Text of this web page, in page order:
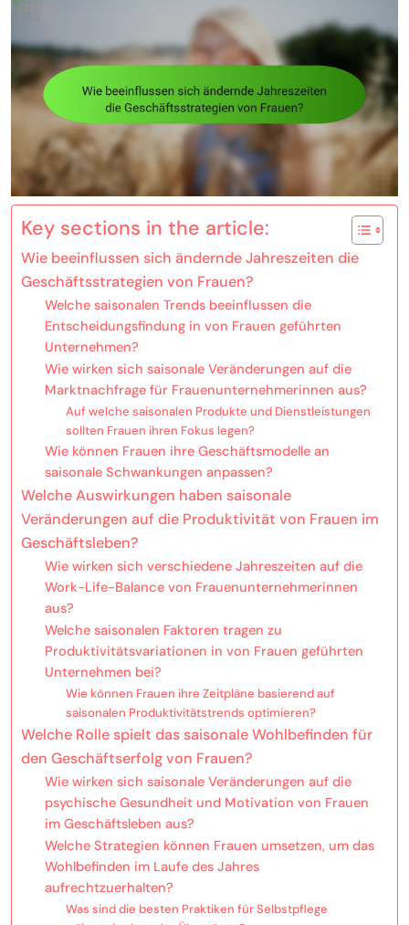
Key sections in the article:
Wie beeinflussen sich ändernde Jahreszeiten die
Geschäftsstrategien von Frauen?
Welche saisonalen Trends beeinflussen die
Entscheidungsfindung in von Frauen geführten
Unternehmen?
Wie wirken sich saisonale Veränderungen auf die
Marktnachfrage für Frauenunternehmerinnen aus?
Auf welche saisonalen Produkte und Dienstleistungen
sollten Frauen ihren Fokus legen?
Wie können Frauen ihre Geschäftsmodelle an
saisonale Schwankungen anpassen?
Welche Auswirkungen haben saisonale
Veränderungen auf die Produktivität von Frauen im
Geschäftsleben?
Wie wirken sich verschiedene Jahreszeiten auf die
Work-Life-Balance von Frauenunternehmerinnen
aus?
Welche saisonalen Faktoren tragen zu
Produktivitätsvariationen in von Frauen geführten
Unternehmen bei?
Wie können Frauen ihre Zeitpläne basierend auf
saisonalen Produktivitätstrends optimieren?
Welche Rolle spielt das saisonale Wohlbefinden für
den Geschäftserfolg von Frauen?
Wie wirken sich saisonale Veränderungen auf die
psychische Gesundheit und Motivation von Frauen
im Geschäftsleben aus?
Welche Strategien können Frauen umsetzen, um das
Wohlbefinden im Laufe des Jahres
aufrechtzuerhalten?
Was sind die besten Praktiken für Selbstpflege